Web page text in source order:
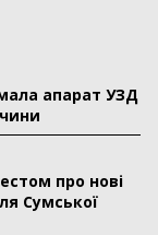
апарат УЗД
про нові
Сумської